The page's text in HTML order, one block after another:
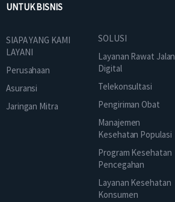
UNTUK BISNIS
SIAPA YANG KAMI
LAYANI
Perusahaan
Asuransi
Jaringan Mitra
SOLUSI
Layanan Rawat Jalan
Digital
Telekonsultasi
Pengiriman Obat
Manajemen
Kesehatan Populasi
Program Kesehatan
Pencegahan
Layanan Kesehatan
Konsumen